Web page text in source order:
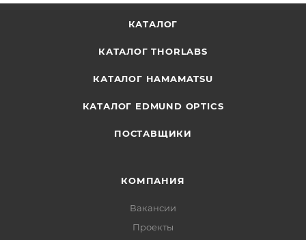
КАТАЛОГ
КАТАЛОГ THORLABS
КАТАЛОГ HAMAMATSU
КАТАЛОГ EDMUND OPTICS
ПОСТАВЩИКИ
КОМПАНИЯ
Вакансии
Проекты